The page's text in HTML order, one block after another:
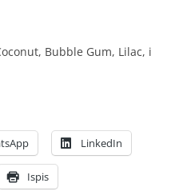
Bubble Gum, Lilac, i
LinkedIn
Ispis